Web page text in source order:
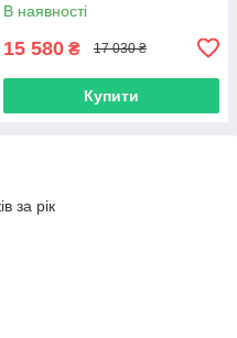
В наявності
15 580 ₴ 17 030 ₴
Купити
за рік